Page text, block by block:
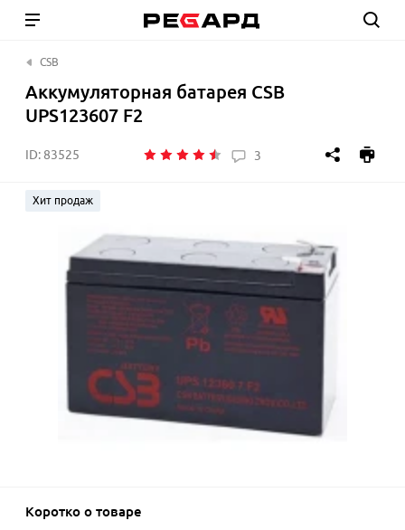
CSB
Аккумуляторная батарея CSB
UPS123607 F2
ID:83525 3
Хит продаж
Коротко о товаре